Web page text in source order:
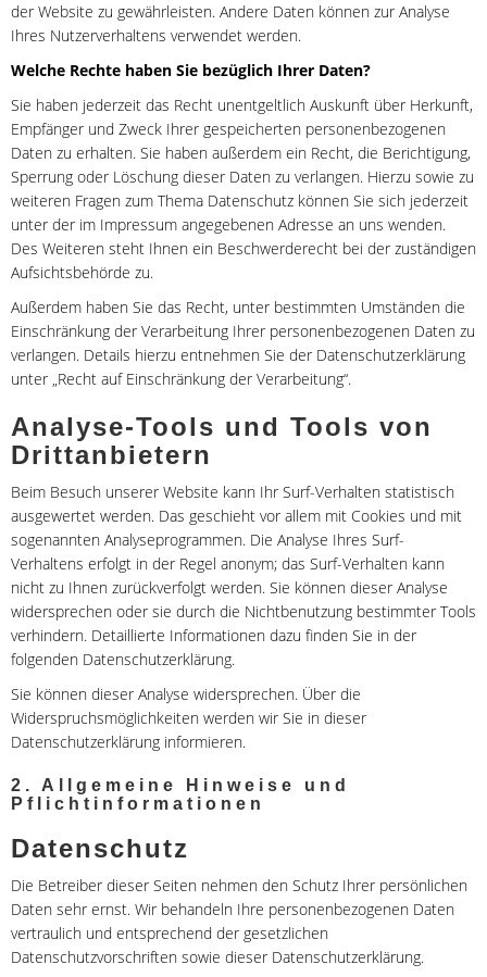
der Website zu gewährleisten. Andere Daten können zur Analyse
Ihres Nutzerverhaltens verwendet werden.
Welche Rechte haben Sie bezüglich Ihrer Daten?
Sie haben jederzeit das Recht unentgeltlich Auskunft über Herkunft,
Empfänger und Zweck Ihrer gespeicherten personenbezogenen
Daten zu erhalten. Sie haben außerdem ein Recht, die Berichtigung,
Sperrung oder Löschung dieser Daten zu verlangen. Hierzu sowie zu
weiteren Fragen zum Thema Datenschutz können Sie sich jederzeit
unter der im Impressum angegebenen Adresse an uns wenden.
Des Weiteren steht Ihnen ein Beschwerderecht bei der zuständigen
Aufsichtsbehörde zu.
Außerdem haben Sie das Recht, unter bestimmten Umständen die
Einschränkung der Verarbeitung Ihrer personenbezogenen Daten zu
verlangen. Details hierzu entnehmen Sie der Datenschutzerklärung
unter „Recht auf Einschränkung der Verarbeitung“.
Analyse-Tools und Tools von
Drittanbietern
Beim Besuch unserer Website kann Ihr Surf-Verhalten statistisch
ausgewertet werden. Das geschieht vor allem mit Cookies und mit
sogenannten Analyseprogrammen. Die Analyse Ihres Surf-
Verhaltens erfolgt in der Regel anonym; das Surf-Verhalten kann
nicht zu Ihnen zurückverfolgt werden. Sie können dieser Analyse
widersprechen oder sie durch die Nichtbenutzung bestimmter Tools
verhindern. Detaillierte Informationen dazu finden Sie in der
folgenden Datenschutzerklärung.
Sie können dieser Analyse widersprechen. Über die
Widerspruchsmöglichkeiten werden wir Sie in dieser
Datenschutzerklärung informieren.
2. Allgemeine Hinweise und
Pflichtinformationen
Datenschutz
Die Betreiber dieser Seiten nehmen den Schutz Ihrer persönlichen
Daten sehr ernst. Wir behandeln Ihre personenbezogenen Daten
vertraulich und entsprechend der gesetzlichen
Datenschutzvorschriften sowie dieser Datenschutzerklärung.